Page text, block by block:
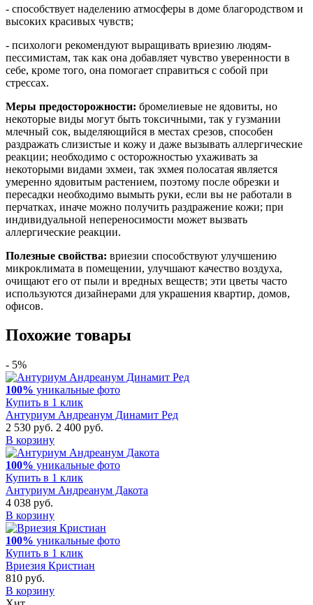
- способствует наделению атмосферы в доме благородством и
высоких красивых чувств;
- психологи рекомендуют выращивать вриезию людям-
пессимистам, так как она добавляет чувство уверенности в
себе, кроме того, она помогает справиться с собой при
стрессах.
Меры предосторожности: бромелиевые не ядовиты, но
некоторые виды могут быть токсичными, так у гузмании
млечный сок, выделяющийся в местах срезов, способен
раздражать слизистые и кожу и даже вызывать аллергические
реакции; необходимо с осторожностью ухаживать за
некоторыми видами эхмеи, так эхмея полосатая является
умеренно ядовитым растением, поэтому после обрезки и
пересадки необходимо вымыть руки, если вы не работали в
перчатках, иначе можно получить раздражение кожи; при
индивидуальной непереносимости может вызвать
аллергические реакции.
Полезные свойства: вриезии способствуют улучшению
микроклимата в помещении, улучшают качество воздуха,
очищают его от пыли и вредных веществ; эти цветы часто
используются дизайнерами для украшения квартир, домов,
офисов.
Похожие товары
- 5%
100% уникальные фото
Купить в 1 клик
Антуриум Андреанум Динамит Ред
2 530 руб. 2 400 руб.
В корзину
100% уникальные фото
Купить в 1 клик
Антуриум Андреанум Дакота
4 038 руб.
В корзину
100% уникальные фото
Купить в 1 клик
Вриезия Кристиан
810 руб.
В корзину